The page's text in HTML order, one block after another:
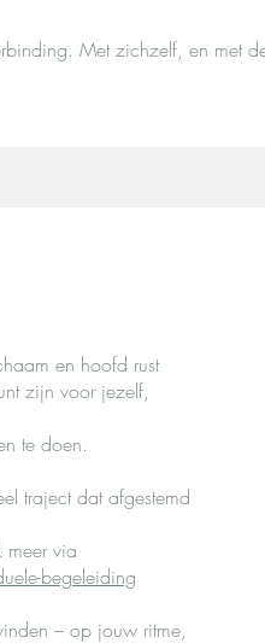
Met zichzelf, en met
en hoofd rust
zijn voor jezelf,
te doen.
traject dat afgestemd
meer via
begeleiding
– op jouw ritme,